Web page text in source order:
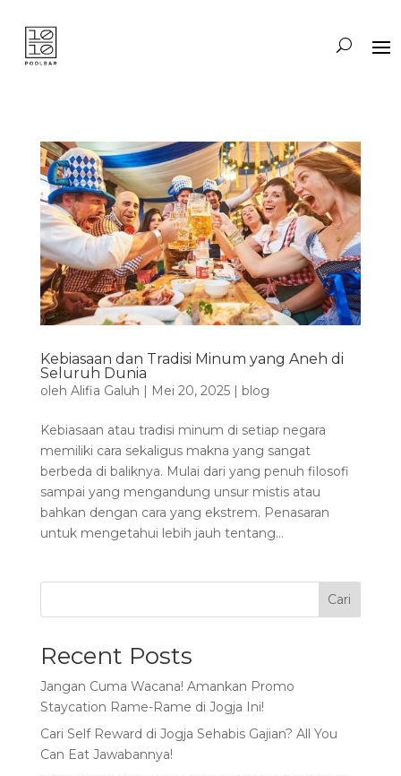
Kebiasaan dan Tradisi Minum yang Aneh di
Seluruh Dunia
oleh Alifia Galuh Mei 20, 2025| blog
Kebiasaan atau tradisi minum di setiap negara
memiliki cara sekaligus makna yang sangat
berbeda di baliknya. Mulai dari yang penuh filosofi
sampai yang mengandung unsur mistis atau
bahkan dengan cara yang ekstrem. Penasaran
untuk mengetahui lebih jauh tentang...
Cari
Recent Posts
Jangan Cuma Wacana! Amankan Promo
Staycation Rame-Rame di Jogja Ini!
Cari Self Reward di Jogja Sehabis Gajian? All You
Can Eat Jawabannya!